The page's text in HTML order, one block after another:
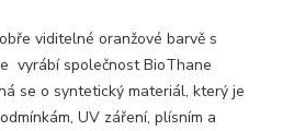
viditelné oranžové barvě s
vyrábí společnost BioThane
se o syntetický materiál, který je
UV záření, plísním a